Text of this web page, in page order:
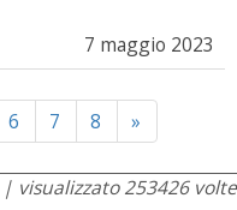
7 maggio 2023
6 7 8 »
visualizzato 253426 volte